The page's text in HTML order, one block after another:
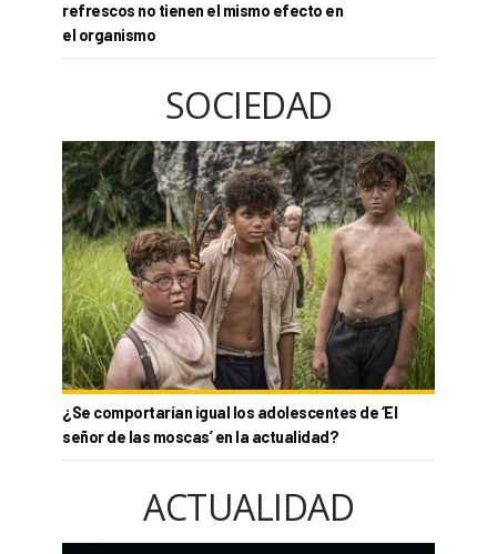
refrescos no tienen el mismo efecto en
el organismo
SOCIEDAD
¿Se comportarían igual los adolescentes de ‘El
señor de las moscas’ en la actualidad?
ACTUALIDAD